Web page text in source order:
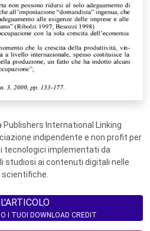
Publishers International Linking
indipendente e non profit per
tecnologici implementati da
studiosi ai contenuti digitali nelle
I TUOI DOWNLOAD CREDIT